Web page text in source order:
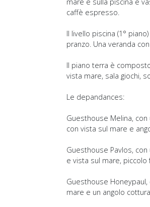
caffè espresso.
Il livello piscina (1°
pranzo. Una veranda
Il piano terra è
vista mare, sala giochi,
Le depandances:
Guesthouse Melina,
con vista sul mare e
Guesthouse Pavlos,
e vista sul mare,
Guesthouse
mare e un angolo